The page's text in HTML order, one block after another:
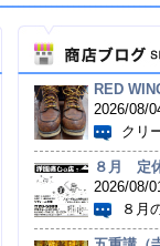
RED
2026/08/
クリ
８月 定
2026/08/
８月